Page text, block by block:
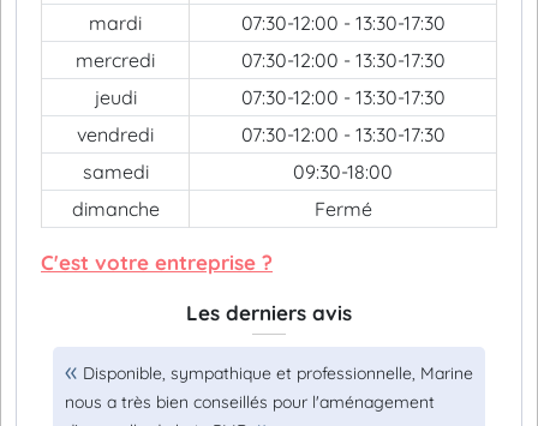
mardi
07:30-12:00 - 13:30-17:30
mercredi
07:30-12:00 - 13:30-17:30
jeudi
07:30-12:00 - 13:30-17:30
vendredi
07:30-12:00 - 13:30-17:30
samedi
09:30-18:00
dimanche
Fermé
C'est votre entreprise ?
Les derniers avis
Disponible, sympathique et professionnelle, Marine
nous a très bien conseillés pour l'aménagement